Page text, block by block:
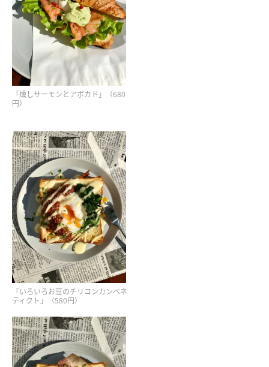
「燻しサーモンとアボカド」（680
円）
「いろいろお豆のチリコンカンベネ
ディクト」（580円）